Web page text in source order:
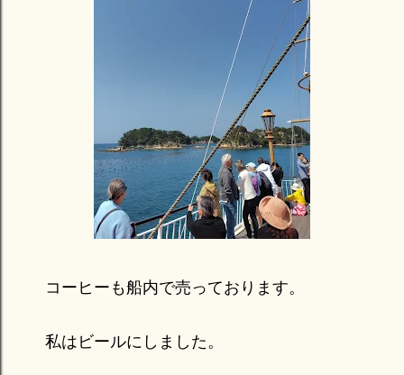
コーヒーも船内で売っております。
私はビールにしました。